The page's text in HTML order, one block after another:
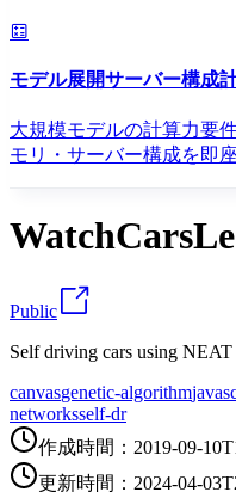
モデル展開サーバー構成
大規模モデルの計算力要
モリ・サーバー構成を即
Public
Self driving cars using NEAT
canvasgenetic-algorithm
networksself-dr
作成時間 ： 2019-09-
更新時間 ： 2024-04-